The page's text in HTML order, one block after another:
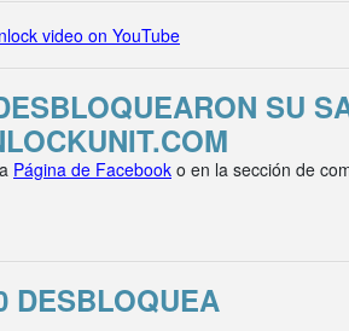
video on YouTube
SU
Página de Facebook o en la sección de
DESBLOQUEA